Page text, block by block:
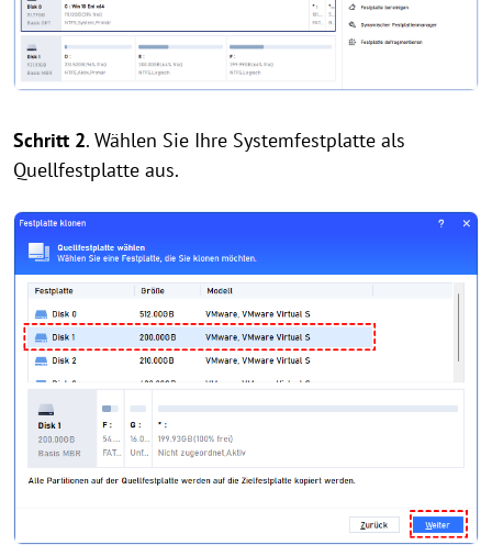
Schritt 2. Wählen Sie Ihre Systemfestplatte als
Quellfestplatte aus.